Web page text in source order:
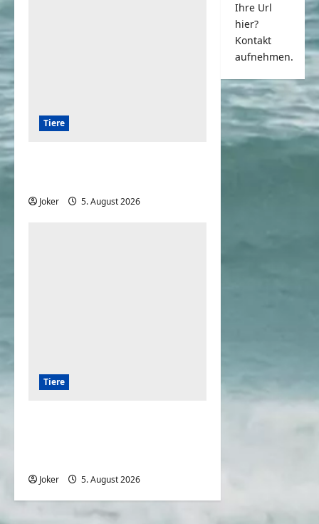
Tiere
Joker 5. August 2026
Tiere
Joker 5. August 2026
Ihre Url
hier?
Kontakt
aufnehmen.